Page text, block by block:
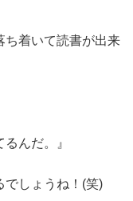
ち着いて読書が出来
んだ。』
でしょうね！(笑)